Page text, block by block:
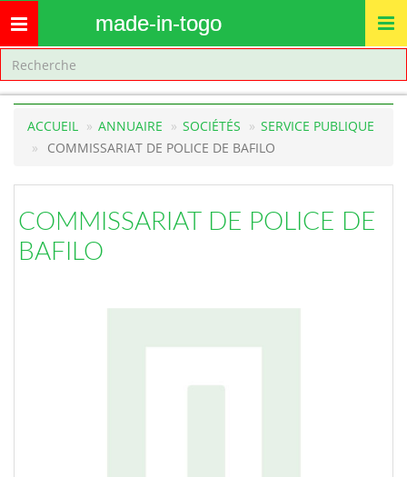
Toggle
navigation
made-in-togo
ACCUEIL ANNUAIRE SOCIÉTÉS
SERVICE PUBLIQUE
COMMISSARIAT DE POLICE DE BAFILO
COMMISSARIAT DE POLICE DE
BAFILO